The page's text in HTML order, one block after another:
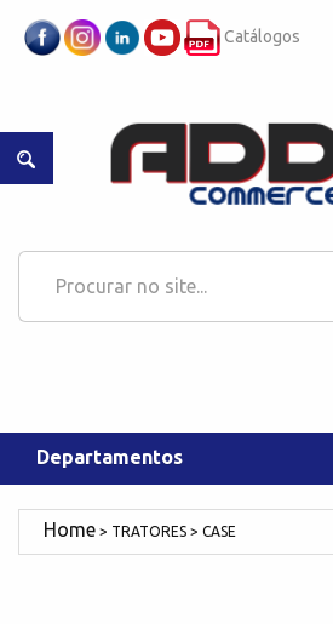
Catálogos
Departamentos
TRATORES CASE